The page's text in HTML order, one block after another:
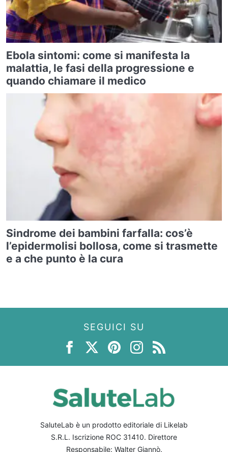
Ebola sintomi: come si manifesta la
malattia, le fasi della progressione e
quando chiamare il medico
Sindrome dei bambini farfalla: cos’è
l’epidermolisi bollosa, come si trasmette
e a che punto è la cura
SEGUICI SU
SaluteLab è un prodotto editoriale di Likelab
S.R.L. Iscrizione ROC 31410. Direttore
Responsabile: Walter Giannò.